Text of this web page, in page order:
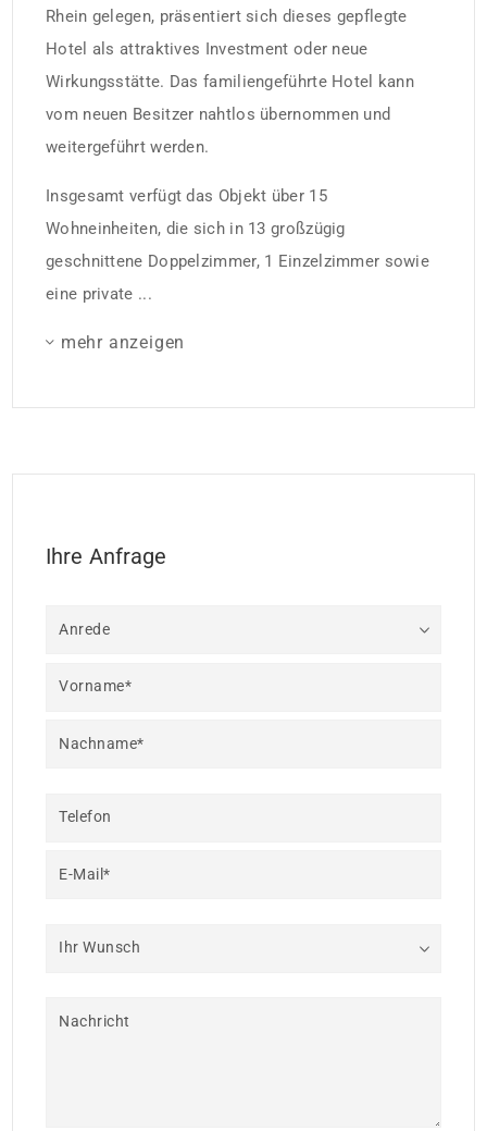
Rhein gelegen, präsentiert sich dieses gepflegte
Hotel als attraktives Investment oder neue
Wirkungsstätte. Das familiengeführte Hotel kann
vom neuen Besitzer nahtlos übernommen und
weitergeführt werden.
Insgesamt verfügt das Objekt über 15
Wohneinheiten, die sich in 13 großzügig
geschnittene Doppelzimmer, 1 Einzelzimmer sowie
eine private ...
mehr anzeigen
Ihre Anfrage
Anrede
Vorname*
Nachname*
Telefon
E-Mail*
Ihr Wunsch
Nachricht